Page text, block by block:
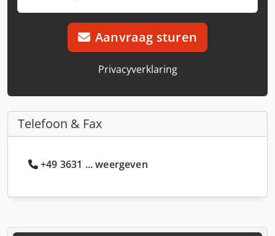
Aanvraag sturen
Privacyverklaring
Telefoon & Fax
+49 3631 ... weergeven